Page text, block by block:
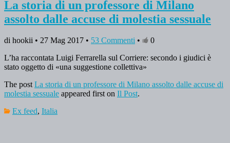
La storia di un professore di Milano
assolto dalle accuse di molestia sessuale
di hookii • 27 Mag 2017 • 53 Commenti •
0
L’ha raccontata Luigi Ferrarella sul Corriere: secondo i giudici è
stato oggetto di «una suggestione collettiva»
The postLa storia di un professore di Milano assolto dalle accuse di
molestia sessuale appeared first on Il Post.
Ex feed, Italia